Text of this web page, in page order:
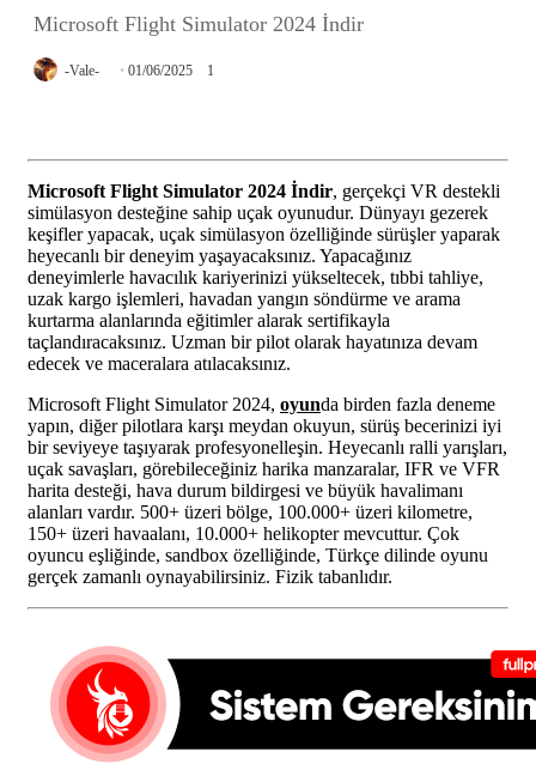
Microsoft Flight Simulator 2024 İndir
-Vale- 01/06/2025 1
Microsoft Flight Simulator 2024 İndir, gerçekçi VR destekli
simülasyon desteğine sahip uçak oyunudur. Dünyayı gezerek
keşifler yapacak, uçak simülasyon özelliğinde sürüşler yaparak
heyecanlı bir deneyim yaşayacaksınız. Yapacağınız
deneyimlerle havacılık kariyerinizi yükseltecek, tıbbi tahliye,
uzak kargo işlemleri, havadan yangın söndürme ve arama
kurtarma alanlarında eğitimler alarak sertifikayla
taçlandıracaksınız. Uzman bir pilot olarak hayatınıza devam
edecek ve maceralara atılacaksınız.
Microsoft Flight Simulator 2024, oyunda birden fazla deneme
yapın, diğer pilotlara karşı meydan okuyun, sürüş becerinizi iyi
bir seviyeye taşıyarak profesyonelleşin. Heyecanlı ralli yarışları,
uçak savaşları, görebileceğiniz harika manzaralar, IFR ve VFR
harita desteği, hava durum bildirgesi ve büyük havalimanı
alanları vardır. 500+ üzeri bölge, 100.000+ üzeri kilometre,
150+ üzeri havaalanı, 10.000+ helikopter mevcuttur. Çok
oyuncu eşliğinde, sandbox özelliğinde, Türkçe dilinde oyunu
gerçek zamanlı oynayabilirsiniz. Fizik tabanlıdır.